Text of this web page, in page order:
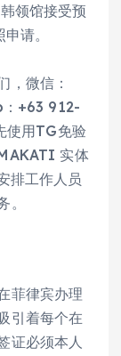
领馆接受预
请。
，微信：
+63 912-
用TG免验
实体
排工作人员
。
菲律宾办理
引着每个在
证必须本人